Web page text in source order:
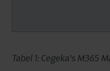
Tabel 1: Cegeka's M365